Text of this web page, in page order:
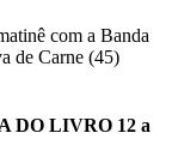
com a Banda
de Carne (45)
DO LIVRO 12 a